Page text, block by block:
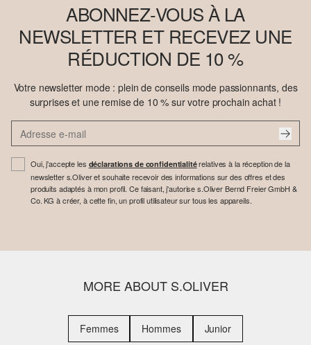
ABONNEZ-VOUS À LA
NEWSLETTER ET RECEVEZ UNE
RÉDUCTION DE 10 %
Votre newsletter mode : plein de conseils mode passionnants, des
surprises et une remise de 10 % sur votre prochain achat !
Oui, j'accepte les déclarations de confidentialitérelatives à la réception de la
newsletter s.Oliver et souhaite recevoir des informations sur des offres et des
produits adaptés à mon profil. Ce faisant, j'autorise s.Oliver Bernd Freier GmbH &
Co. KG à créer, à cette fin, un profil utilisateur sur tous les appareils.
MORE ABOUT S.OLIVER
Femmes Hommes Junior